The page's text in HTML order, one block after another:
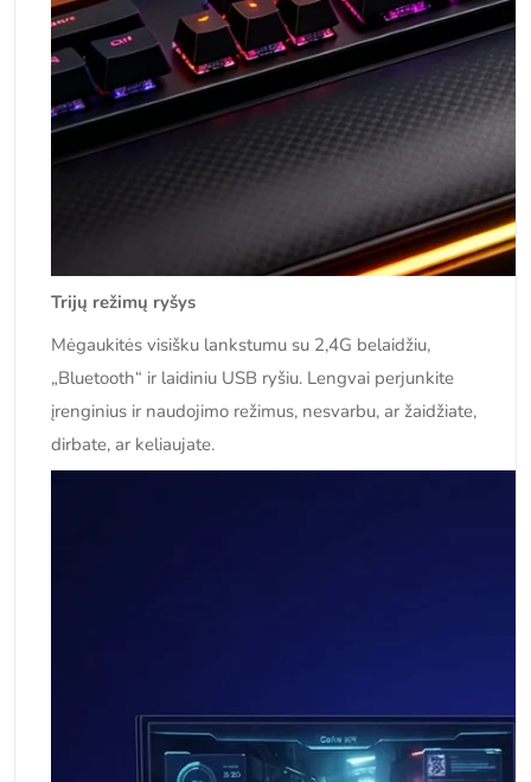
Trijų režimų ryšys
Mėgaukitės visišku lankstumu su 2,4G belaidžiu,
„Bluetooth“ ir laidiniu USB ryšiu. Lengvai perjunkite
įrenginius ir naudojimo režimus, nesvarbu, ar žaidžiate,
dirbate, ar keliaujate.